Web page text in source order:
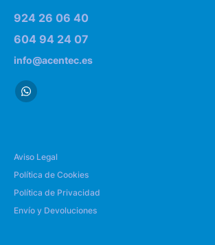
924 26 06 40
604 94 24 07
info@acentec.es
Aviso Legal
Política de Cookies
Política de Privacidad
Envío y Devoluciones